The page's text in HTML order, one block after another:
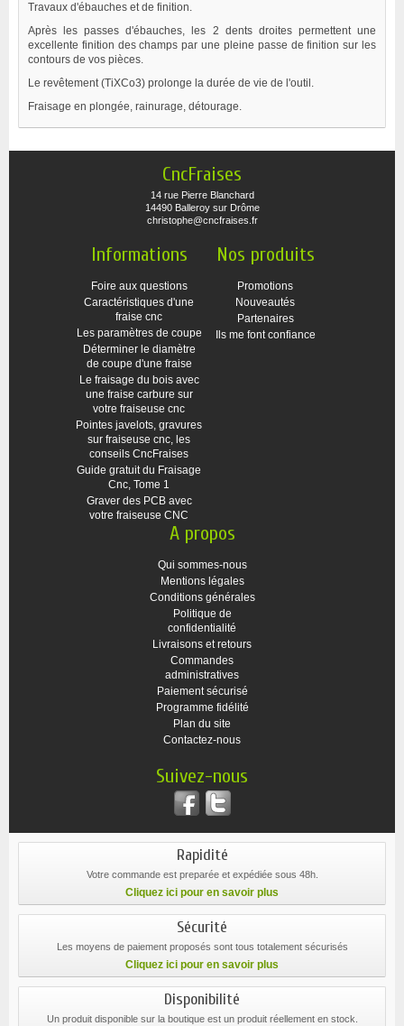
Travaux d'ébauches et de finition.
Après les passes d'ébauches, les 2 dents droites permettent une
excellente finition des champs par une pleine passe de finition sur les
contours de vos pièces.
Le revêtement (TiXCo3) prolonge la durée de vie de l'outil.
Fraisage en plongée, rainurage, détourage.
CncFraises
14 rue Pierre Blanchard
14490 Balleroy sur Drôme
christophe@cncfraises.fr
Informations
Foire aux questions
Caractéristiques d'une
fraise cnc
Les paramètres de coupe
Déterminer le diamètre
de coupe d'une fraise
Le fraisage du bois avec
une fraise carbure sur
votre fraiseuse cnc
Pointes javelots, gravures
sur fraiseuse cnc, les
conseils CncFraises
Guide gratuit du Fraisage
Cnc, Tome 1
Graver des PCB avec
votre fraiseuse CNC
Nos produits
Promotions
Nouveautés
Partenaires
Ils me font confiance
A propos
Qui sommes-nous
Mentions légales
Conditions générales
Politique de
confidentialité
Livraisons et retours
Commandes
administratives
Paiement sécurisé
Programme fidélité
Plan du site
Contactez-nous
Suivez-nous
Rapidité
Votre commande est preparée et expédiée sous 48h.
Cliquez ici pour en savoir plus
Sécurité
Les moyens de paiement proposés sont tous totalement sécurisés
Cliquez ici pour en savoir plus
Disponibilité
Un produit disponible sur la boutique est un produit réellement en stock.